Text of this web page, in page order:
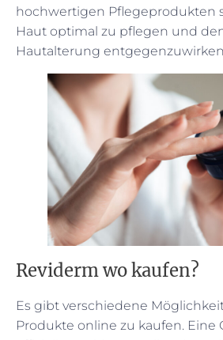
hochwertigen Pflegeprodukten
Haut optimal zu pflegen und
Hautalterung
Reviderm wo kaufen?
Es gibt verschiedene
Produkte online zu kaufen. Eine